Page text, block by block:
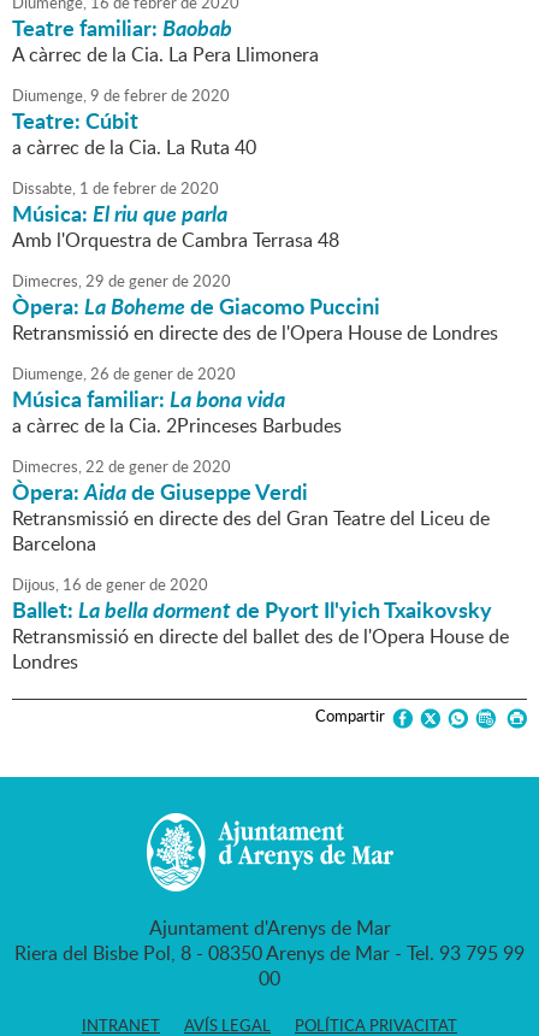
Teatre familiar:Baobab
A càrrec de la Cia. La Pera Llimonera
Diumenge,9 defebrerde2020
Teatre: Cúbit
a càrrec de la Cia. La Ruta 40
Dissabte, 1 defebrerde2020
Música:El riu que parla
Amb l'Orquestra de Cambra Terrasa 48
Dimecres,29 degenerde2020
Òpera:La Bohemede Giacomo Puccini
Retransmissió en directe des de l'Opera House de Londres
Diumenge,26 degenerde2020
Música familiar:La bona vida
a càrrec de la Cia. 2Princeses Barbudes
Dimecres,22 degenerde2020
Òpera:Aidade Giuseppe Verdi
Retransmissió en directe des del Gran Teatre del Liceu de
Barcelona
Dijous, 16 degenerde2020
Ballet:La bella dormentde Pyort Il'yich Txaikovsky
Retransmissió en directe del ballet des de l'Opera House de
Londres
Compartir
Ajuntament d'Arenys de Mar
Riera del Bisbe Pol, 8 - 08350 Arenys de Mar - Tel. 93 795 99
00
INTRANET AVÍS LEGAL
POLÍTICA PRIVACITAT